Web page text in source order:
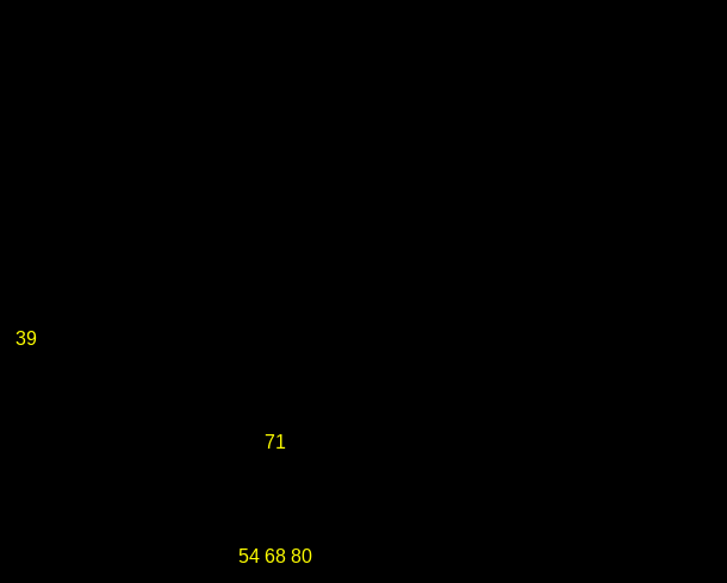
39
71
54 68 80